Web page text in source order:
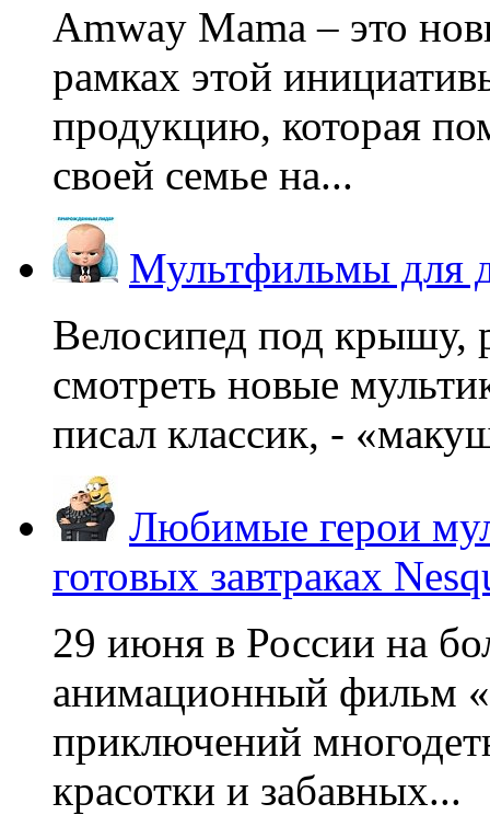
Amway Mama – это
рамках этой
продукцию, которая
своей семье на...
Мультфильмы для
Велосипед под крышу,
смотреть новые
писал классик, -
Любимые герои
готовых завтраках
29 июня в России на
анимационный фильм
приключений
красотки и забавных...